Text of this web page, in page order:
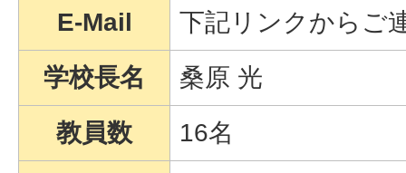
E-Mail
下記リンクからご
学校長名
桑原 光
教員数
16名